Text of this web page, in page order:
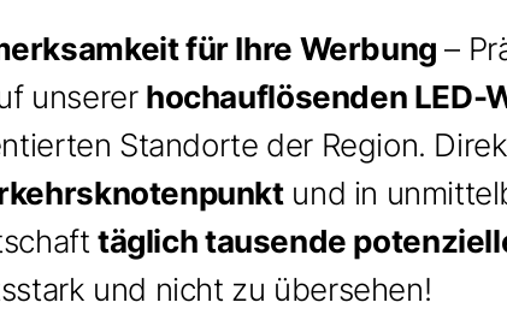
für Ihre Werbung –
unserer hochauflösenden LED-
Standorte der Region.
und in
täglich tausende
und nicht zu übersehen!